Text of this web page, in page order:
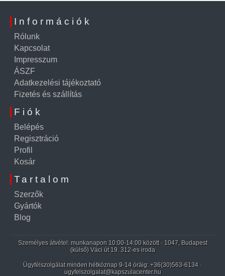
Információk
Rólunk
Kapcsolat
Impresszum
ÁSZF
Adatkezelési tájékoztató
Fizetés és szállítás
Fiók
Belépés
Regisztráció
Profil
Kosár
Tartalom
Szerzők
Gyártók
Blog
Személyes átvétel: munkanapon 10:00-14:00 között · 1047, Budapest
(külső) Váci út 19. 312-es iroda
Ügyfélszolgálat minden hétköznap 9-14 óráig: +36(30)563-6134 ·
ugyfelszolgalat@kapszulacenter.hu